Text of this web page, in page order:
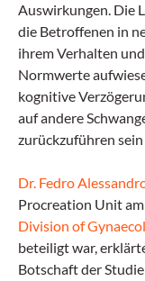
Auswirkungen. Die
die Betroffenen in
ihrem Verhalten
Normwerte
kognitive
auf andere
zurückzuführen
Dr. Fedro
Procreation Unit am
Division of
beteiligt war,
Botschaft der